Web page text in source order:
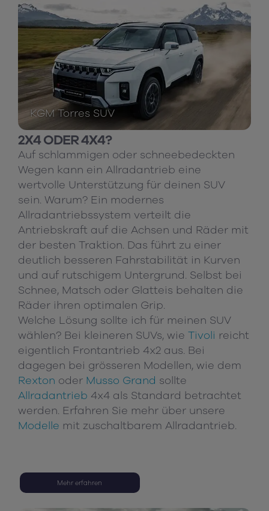
KGM Torres SUV
2X4 ODER 4X4?
Auf schlammigen oder schneebedeckten
Wegen kann ein Allradantrieb eine
wertvolle Unterstützung für deinen SUV
sein. Warum? Ein modernes
Allradantriebssystem verteilt die
Antriebskraft auf die Achsen und Räder mit
der besten Traktion. Das führt zu einer
deutlich besseren Fahrstabilität in Kurven
und auf rutschigem Untergrund. Selbst bei
Schnee, Matsch oder Glatteis behalten die
Räder ihren optimalen Grip.
Welche Lösung sollte ich für meinen SUV
wählen? Bei kleineren SUVs, wie Tivoli reicht
eigentlich Frontantrieb 4x2 aus. Bei
dagegen bei grösseren Modellen, wie dem
Rexton oder Musso Grand sollte
Allradantrieb 4x4 als Standard betrachtet
werden. Erfahren Sie mehr über unsere
Modelle mit zuschaltbarem Allradantrieb.
Mehr erfahren